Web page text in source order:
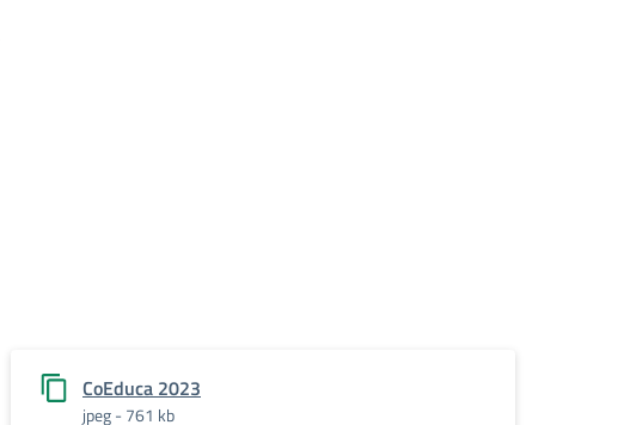
CoEduca 2023
jpeg - 761 kb